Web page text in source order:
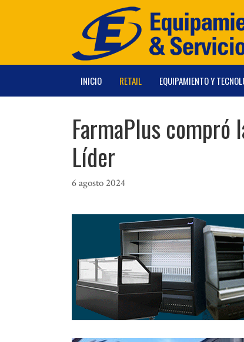
INICIO RETAIL EQUIPAMIENTO Y
FarmaPlus compró
Líder
6 agosto 2024